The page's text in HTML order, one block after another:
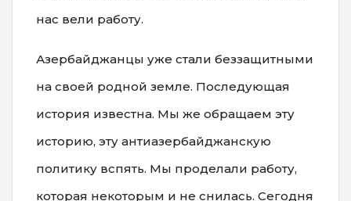
нас вели работу.
Азербайджанцы уже стали беззащитными
на своей родной земле. Последующая
история известна. Мы же обращаем эту
историю, эту антиазербайджанскую
политику вспять. Мы проделали работу,
которая некоторым и не снилась. Сегодня